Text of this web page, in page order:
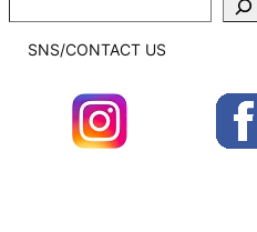
SNS/CONTACT US